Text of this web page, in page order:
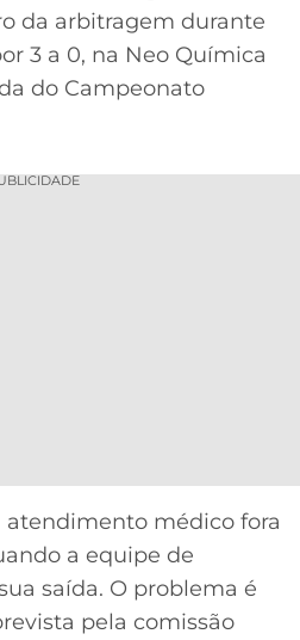
da arbitragem durante
3 a 0, na Neo Química
do Campeonato
atendimento médico fora
a equipe de
saída. O problema é
pela comissão